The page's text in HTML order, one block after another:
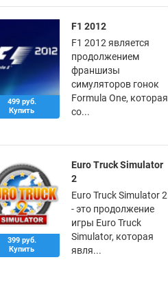
499 руб.
Купить
F1 2012
F1 2012 является
продолжением
франшизы
симуляторов гонок
Formula One, которая
со...
399 руб.
Купить
Euro Truck Simulator
2
Euro Truck Simulator 2
- это продолжение
игры Euro Truck
Simulator, которая
явля...